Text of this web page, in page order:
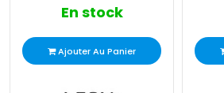
En stock
Ajouter Au Panier